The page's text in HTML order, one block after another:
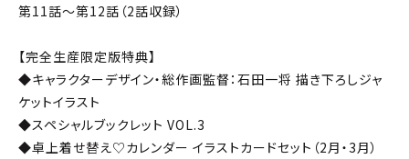
第11話～第12話（2話収録）
【完全生産限定版特典】
◆キャラクターデザイン・総作画監督：石田一将 描き下ろしジャ
ケットイラスト
◆スペシャルブックレット VOL.3
◆卓上着せ替え♡カレンダー イラストカードセット（2月・3月）